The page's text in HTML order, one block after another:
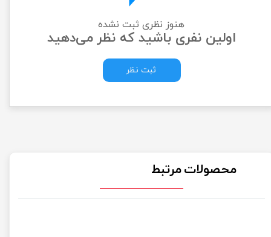
هنوز نظری ثبت نشده
اولین نفری باشید که نظر می‌دهید
ثبت نظر
محصولات مرتبط